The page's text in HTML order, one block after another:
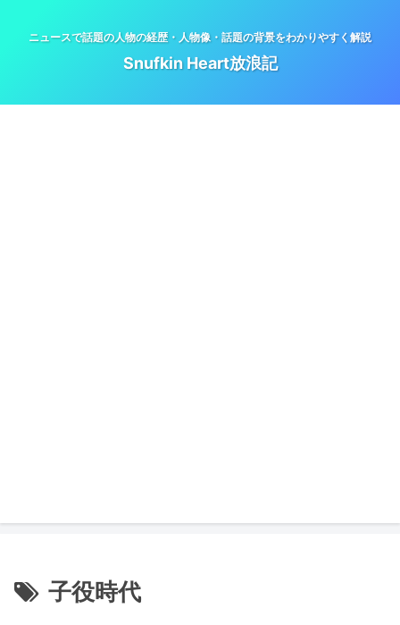
ニュースで話題の人物の経歴・人物像・話題の背景をわかりやすく解説
Snufkin Heart放浪記
子役時代